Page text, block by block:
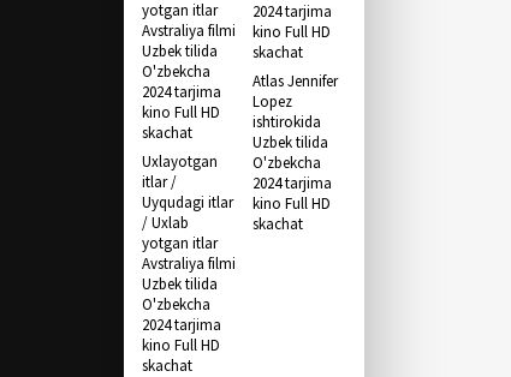
Uxlayotgan
itlar /
Uyqudagi itlar
/ Uxlab
yotgan itlar
Avstraliya filmi
Uzbek tilida
O'zbekcha
2024 tarjima
kino Full HD
skachat
Atlas Jennifer
Lopez
ishtirokida
Uzbek tilida
O'zbekcha
2024 tarjima
kino Full HD
skachat